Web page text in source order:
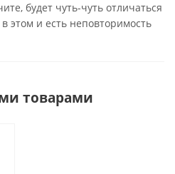
будет чуть-чуть отличаться
этом и есть неповторимость
товарами